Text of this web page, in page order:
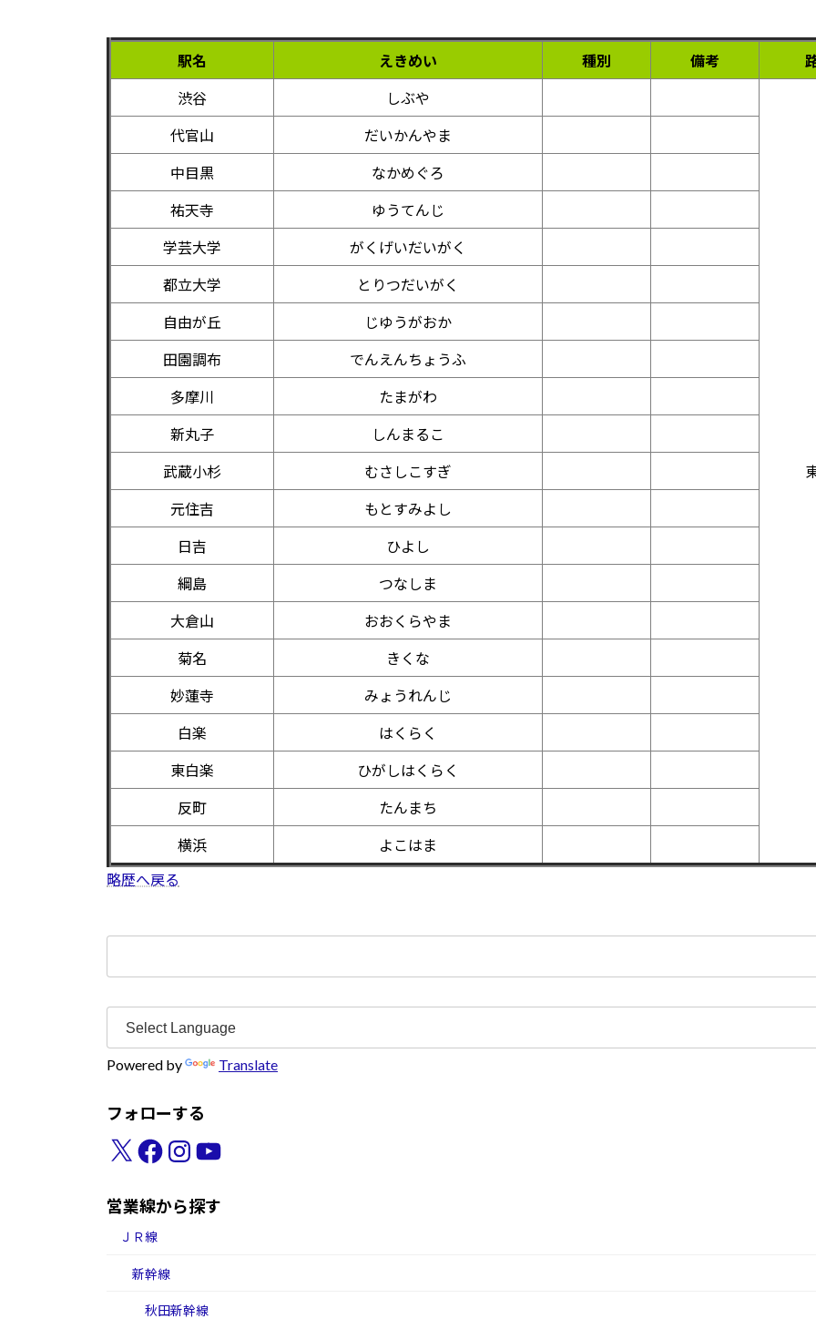
駅名 えきめい 種別 備考
渋谷 しぶや
代官山 だいかんやま
中目黒 なかめぐろ
祐天寺 ゆうてんじ
学芸大学 がくげいだいがく
都立大学 とりつだいがく
自由が丘 じゆうがおか
田園調布 でんえんちょうふ
多摩川 たまがわ
新丸子 しんまるこ
武蔵小杉 むさしこすぎ
元住吉 もとすみよし
日吉 ひよし
綱島 つなしま
大倉山 おおくらやま
菊名 きくな
妙蓮寺 みょうれんじ
白楽 はくらく
東白楽 ひがしはくらく
反町 たんまち
横浜
よこはま
略歴へ戻る
Powered by Translate
フォローする
X Facebook
Instagram
YouTube
営業線から探す
ＪＲ線
新幹線
秋田新幹線